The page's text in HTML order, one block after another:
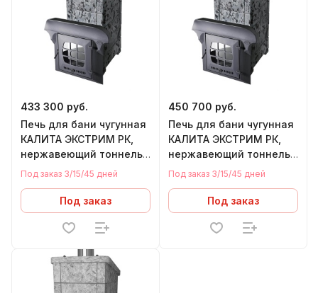
433 300 руб.
Печь для бани чугунная
КАЛИТА ЭКСТРИМ РК,
нержавеющий тоннель,
дверца со стеклом,
(18-34 м.куб)
Под заказ 3/15/45 дней
Под заказ
450 700 руб.
Печь для бани чугунная
КАЛИТА ЭКСТРИМ РК,
нержавеющий тоннель,
чугунная дверца
СЕРПЕНТИНИТ БАРХАТ
(18-34 м.куб)
Под заказ 3/15/45 дней
Под заказ